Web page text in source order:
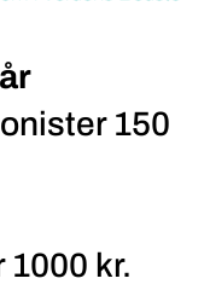
150
kr.